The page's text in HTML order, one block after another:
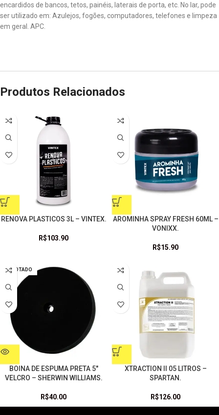
encardidos de bancos, tetos, painéis, laterais de porta, etc. No lar, pode
ser utilizado em: Azulejos, fogões, computadores, telefones e limpeza
em geral. APC.
Produtos Relacionados
RENOVA PLASTICOS 3L – VINTEX.
R$103.90
AROMINHA SPRAY FRESH 60ML –
VONIXX.
R$15.90
ESGOTADO
BOINA DE ESPUMA PRETA 5″
VELCRO – SHERWIN WILLIAMS.
R$40.00
XTRACTION II 05 LITROS –
SPARTAN.
R$126.00